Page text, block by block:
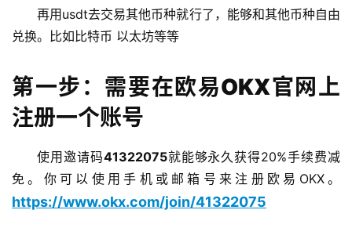
再用usdt去交易其他币种就行了，能够和其他币种自由
兑换。比如比特币 以太坊等等
第一步：需要在欧易OKX官网上
注册一个账号
使用邀请码41322075就能够永久获得20%手续费减
免。你可以使用手机或邮箱号来注册欧易OKX。
https://www.okx.com/join/41322075